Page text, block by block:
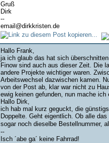
Gruß
Dirk
--
email@dirkkristen.de
Hallo Frank,
ja ich glaub das hat sich
Finow sind auch aus dieser Zeit. Die
andere Projekte wichtiger waren.
Arbeitswechsel dazwischen kamen.
von der Post ab, klar war nicht zu
ewig keinen gefunden, nun mache ich
Hallo Dirk,
ich hab mal kurz geguckt, die
Doppelte. Geht eigentlich. Ob alle
sogar noch dieselbe Bestellnummer,
--
Isch ´abe ga´ keine Fahrrad!